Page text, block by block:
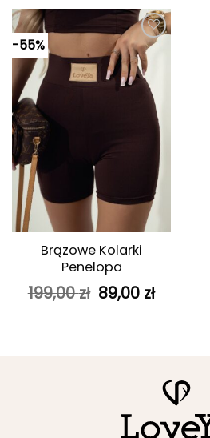
-55%
Dodaj do
ulubionych
Brązowe Kolarki
Penelopa
199,00zł Pierwotna
cena
89,00 złAktualna